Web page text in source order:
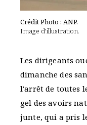
Crédit Photo : ANP.
Image d’illustration.
Les dirigeants
dimanche des
l'arrêt de toutes
gel des avoirs
junte, qui a pris